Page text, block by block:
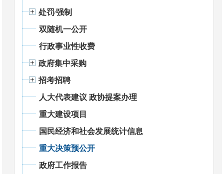
处罚⁄强制
双随机一公开
行政事业性收费
政府集中采购
招考招聘
人大代表建议 政协提案办理
重大建设项目
国民经济和社会发展统计信息
重大决策预公开
政府工作报告